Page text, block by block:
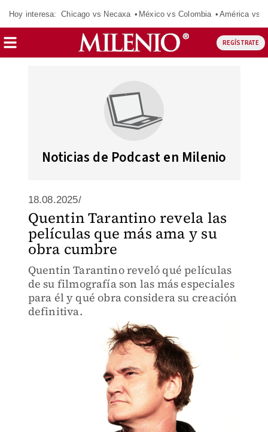
Hoy interesa: Chicago vs Necaxa México vs Colombia América vs
REGÍSTRATE
Noticias de Podcast en Milenio
18.08.2025/
Quentin Tarantino revela las
películas que más ama y su
obra cumbre
Quentin Tarantino reveló qué películas
de su filmografía son las más especiales
para él y qué obra considera su creación
definitiva.